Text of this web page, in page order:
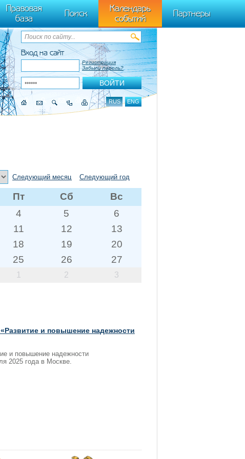
(window,
Правовая
база
Поиск
Календарь
событий
Партнеры
Вход на сайт
Регистрация
Забыли пароль?
RUS ENG
Следующий месяц Следующий год
Пт Сб Вс
4 5
6
11 12
13
18 19
20
25 26
27
1 2 3
и повышение надежности
и повышение надежности
2025 года в Москве.